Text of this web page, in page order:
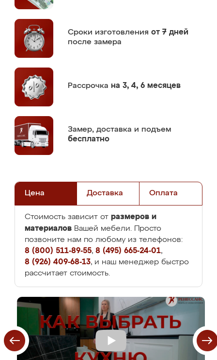
Сроки изготовления от 7 дней
после замера
Рассрочка на 3, 4, 6 месяцев
Замер, доставка и подъем
бесплатно
Цена Доставка Оплата
Стоимость зависит от размеров и
материалов Вашей мебели. Просто
позвоните нам по любому из телефонов:
8 (800) 511-89-55, 8 (495) 665-24-01,
8 (926) 409-68-13, и наш менеджер быстро
рассчитает стоимость.